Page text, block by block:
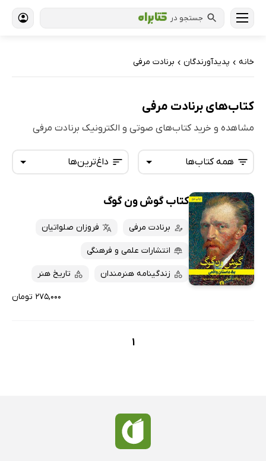
جستجو در
خانه › پدیدآورندگان › برنادت مرفی
کتاب‌های برنادت مرفی
مشاهده و خرید کتاب‌های صوتی و الکترونیک برنادت مرفی
داغ‌ترین‌ها
تازه‌ها
داغ‌ترین‌ها
پرفروش‌ها
پربحث‌ها
همه کتاب‌ها
همه کتاب‌ها
کتاب‌های صوتی
کتاب‌های متنی
کتاب گوش ون گوگ
برنادت مرفی فروزان صلواتیان
انتشارات علمی و فرهنگی
زندگینامه هنرمندان تاریخ هنر
۲۷۵,۰۰۰ تومان
1